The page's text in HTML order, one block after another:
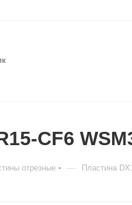
CF6
отрезные — Пластина